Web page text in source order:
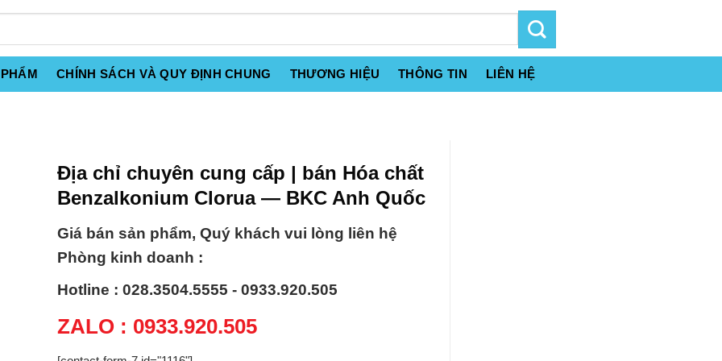
CHÍNH SÁCH VÀ QUY ĐỊNH CHUNG THƯƠNG HIỆU THÔNG TIN LIÊN HỆ
Địa chỉ chuyên cung cấp | bán Hóa chất
Benzalkonium Clorua — BKC Anh Quốc
Giá bán sản phẩm, Quý khách vui lòng liên hệ
Phòng kinh doanh :
Hotline : 028.3504.5555 - 0933.920.505
ZALO : 0933.920.505